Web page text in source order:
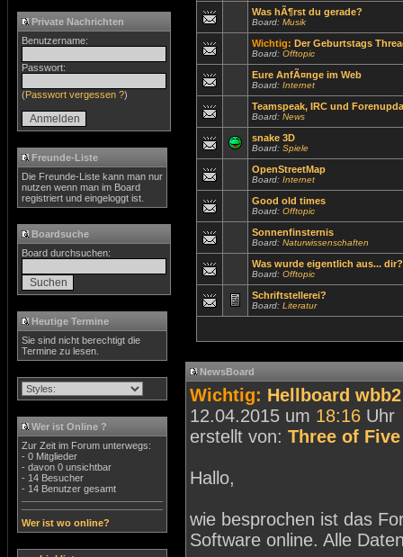
Private Nachrichten
Benutzername:
Passwort:
(Passwort vergessen ?)
Freunde-Liste
Die Freunde-Liste kann man nur
nutzen wenn man im Board
registriert und eingeloggt ist.
Boardsuche
Board durchsuchen:
Heutige Termine
Sie sind nicht berechtigt die
Termine zu lesen.
Wer ist Online ?
Zur Zeit im Forum unterwegs:
- 0 Mitglieder
- davon 0 unsichtbar
- 14 Besucher
- 14 Benutzer gesamt
Wer ist wo online?
Was hÃ¶rst du gerade?
Board: Musik
Wichtig: Der Geburtstags
Board: Offtopic
Eure AnfÃ¤nge im Web
Board: Internet
Teamspeak, IRC und
Board: News
snake 3D
Board: Spiele
OpenStreetMap
Board: Internet
Good old times
Board: Offtopic
Sonnenfinsternis
Board: Naturwissenschaften
Was wurde eigentlich aus... dir?
Board: Offtopic
Schriftstellerei?
Board: Literatur
NewsBoard
Wichtig: Hellboard
12.04.2015 um 18:16 Uhr
erstellt von: Three of Five
Hallo,
wie besprochen ist das
Software online. Alle